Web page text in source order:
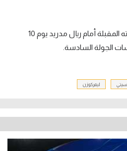
ويلعب مانشستر سيتي مباراته المقبلة أمام ريال مدريد يوم 10
الجولة السادسة.
ليفركوزن